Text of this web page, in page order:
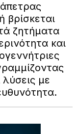
βρίσκεται
ζητήματα
και
λύσεις με